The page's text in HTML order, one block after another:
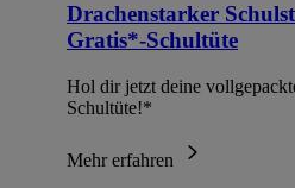
Drachenstarker
Gratis*-Schultüte
Hol dir jetzt deine
Schultüte!*
Mehr erfahren